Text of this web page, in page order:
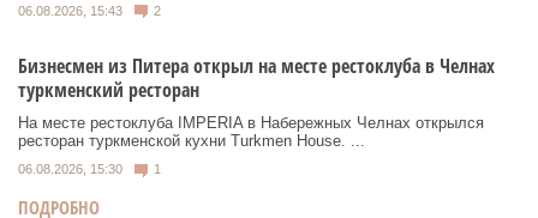
06.08.2026, 15:43 2
Бизнесмен из Питера открыл на месте рестоклуба в Челнах
туркменский ресторан
На месте рестоклуба IMPERIA в Набережных Челнах открылся
ресторан туркменской кухни Turkmen House. ...
06.08.2026, 15:30 1
ПОДРОБНО